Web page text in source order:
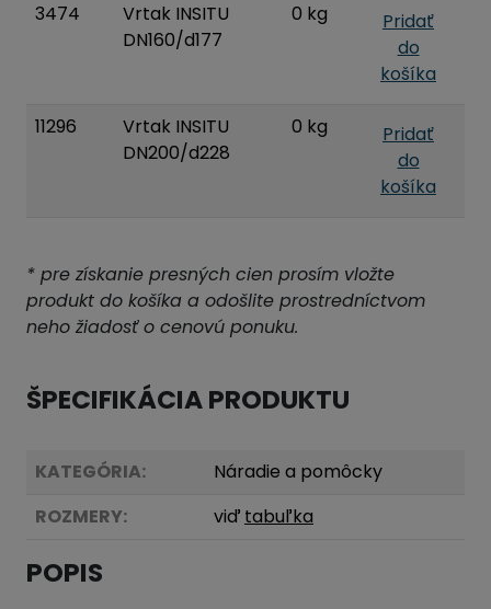
3474
Vrtak INSITU
DN160/d177
0 kg
Pridať
do
košíka
11296
Vrtak INSITU
DN200/d228
0 kg
Pridať
do
košíka
* pre získanie presných cien prosím vložte
produkt do košíka a odošlite prostredníctvom
neho žiadosť o cenovú ponuku.
ŠPECIFIKÁCIA PRODUKTU
KATEGÓRIA:
Náradie a pomôcky
ROZMERY:
viď tabuľka
POPIS